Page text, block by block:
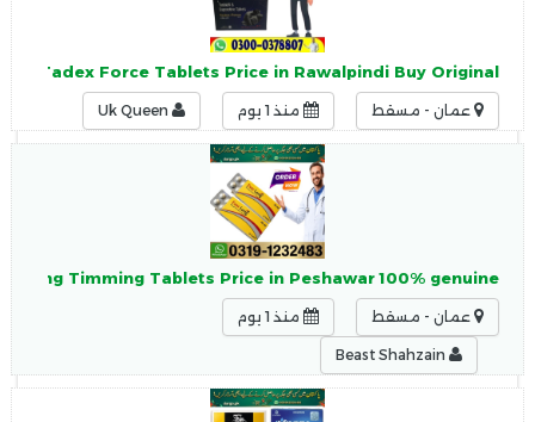
Tadex Force Tablets Price in Rawalpindi Buy Original
عمان - مسقط منذ 1 يوم
Long Timming Tablets Price in Peshawar 100% genuine
عمان - مسقط منذ 1 يوم